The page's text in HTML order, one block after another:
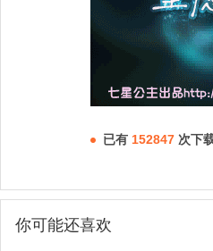
已有 152847 次下
你可能还喜欢